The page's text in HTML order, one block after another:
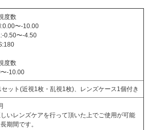
度数
〜-10.00
0.50〜-4.50
度数
-10.00
ット(近視1枚・乱視1枚)、レンズケース1個付き
いレンズケアを行って頂いた上でご使用が可能
期間です。